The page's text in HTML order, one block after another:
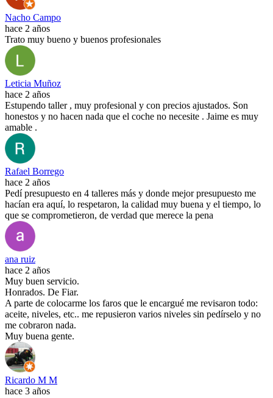
Nacho Campo
hace 2 años
Trato muy bueno y buenos profesionales
Leticia Muñoz
hace 2 años
Estupendo taller , muy profesional y con precios ajustados. Son
honestos y no hacen nada que el coche no necesite . Jaime es muy
amable .
Rafael Borrego
hace 2 años
Pedí presupuesto en 4 talleres más y donde mejor presupuesto me
hacían era aquí, lo respetaron, la calidad muy buena y el tiempo, lo
que se comprometieron, de verdad que merece la pena
ana ruiz
hace 2 años
Muy buen servicio.
Honrados. De Fiar.
A parte de colocarme los faros que le encargué me revisaron todo:
aceite, niveles, etc.. me repusieron varios niveles sin pedírselo y no
me cobraron nada.
Muy buena gente.
Ricardo M M
hace 3 años